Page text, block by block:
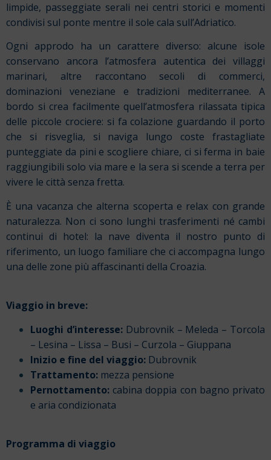
limpide, passeggiate serali nei centri storici e momenti
condivisi sul ponte mentre il sole cala sull’Adriatico.
Ogni approdo ha un carattere diverso: alcune isole
conservano ancora l’atmosfera autentica dei villaggi
marinari, altre raccontano secoli di commerci,
dominazioni veneziane e tradizioni mediterranee. A
bordo si crea facilmente quell’atmosfera rilassata tipica
delle piccole crociere: si fa colazione guardando il porto
che si risveglia, si naviga lungo coste frastagliate
punteggiate da pini e scogliere chiare, ci si ferma in baie
raggiungibili solo via mare e la sera si scende a terra per
vivere le città senza fretta.
È una vacanza che alterna scoperta e relax con grande
naturalezza. Non ci sono lunghi trasferimenti né cambi
continui di hotel: la nave diventa il nostro punto di
riferimento, un luogo familiare che ci accompagna lungo
una delle zone più affascinanti della Croazia.
Viaggio in breve:
Luoghi d’interesse: Dubrovnik– Meleda – Torcola
– Lesina – Lissa – Busi – Curzola – Giuppana
Inizio e fine del viaggio: Dubrovnik
Trattamento: mezza pensione
Pernottamento: cabina doppia con bagno privato
e aria condizionata
Programma di viaggio